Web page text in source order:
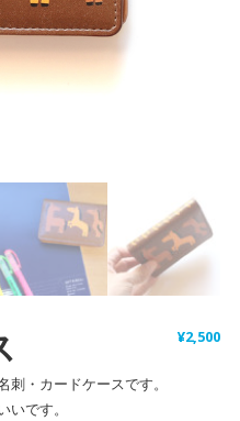
¥2,500
・カードケースです。
です。